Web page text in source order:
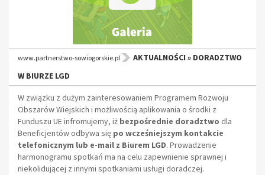
www.partnerstwo-sowiogorskie.pl
AKTUALNOŚCI » DORADZTWO
W BIURZE LGD
W związku z dużym zainteresowaniem Programem Rozwoju
Obszarów Wiejskich i możliwością aplikowania o środki z
Funduszu UE infromujemy, iż bezpośrednie doradztwo dla
Beneficjentów odbywa się po wcześniejszym kontakcie
telefonicznym lub e-mail z Biurem LGD. Prowadzenie
harmonogramu spotkań ma na celu zapewnienie sprawnej i
niekolidującej z innymi spotkaniami usługi doradczej.